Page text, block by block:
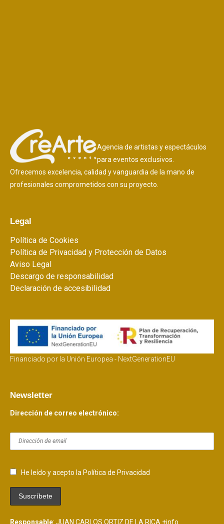
Agencia de artistas y espectáculos
para eventos exclusivos.
Ofrecemos excelencia, calidad y vanguardia de la mano de
profesionales comprometidos con su proyecto.
Legal
Política de Cookies
Política de Privacidad y Protección de Datos
Aviso Legal
Descargo de responsabilidad
Declaración de accesibilidad
Financiado por la Unión Europea - NextGenerationEU
Newsletter
Dirección de correo electrónico:
He leído y acepto la Política de Privacidad
Responsable: JUAN CARLOS ORTIZ DE LA RICA +info